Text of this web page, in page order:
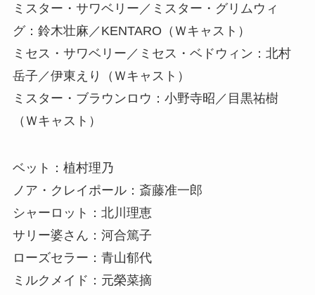
ミスター・サワベリー／ミスター・グリムウィ
グ：鈴木壮麻／KENTARO（Ｗキャスト）
ミセス・サワベリー／ミセス・ベドウィン：北村
岳子／伊東えり（Ｗキャスト）
ミスター・ブラウンロウ：小野寺昭／目黒祐樹
（Ｗキャスト）
ベット：植村理乃
ノア・クレイポール：斎藤准一郎
シャーロット：北川理恵
サリー婆さん：河合篤子
ローズセラー：青山郁代
ミルクメイド：元榮菜摘